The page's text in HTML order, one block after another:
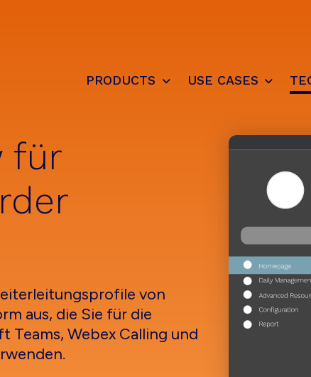
PRODUCTS USE CASES
für
von
aus, die Sie für die
Teams, Webex Calling und